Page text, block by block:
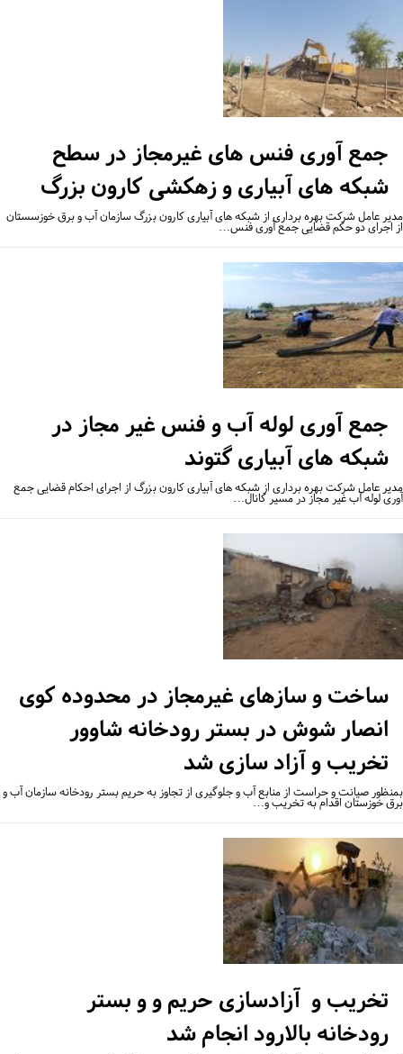
جمع آوری فنس های غیرمجاز در سطح
شبکه های آبیاری و زهکشی کارون بزرگ
عامل شرکت بهره برداری از شبکه های آبیاری کارون بزرگ سازمان آب و برق خوزسستان
اجرای دو حکم قضایی جمع آوری فنس…
جمع آوری لوله آب و فنس غیر مجاز در
شبکه های آبیاری گتوند
عامل شرکت بهره برداری از شبکه های آبیاری کارون بزرگ از اجرای احکام قضایی جمع
لوله آب غیر مجاز در مسیر کانال…
ساخت و سازهای غیرمجاز در محدوده کوی
انصار شوش در بستر رودخانه شاوور
تخریب و آزاد سازی شد
صیانت و حراست از منابع آب و جلوگیری از تجاوز به حریم بستر رودخانه سازمان آب و
خوزستان اقدام به تخریب و…
تخریب و آزادسازی حریم و و بستر
رودخانه بالارود انجام شد